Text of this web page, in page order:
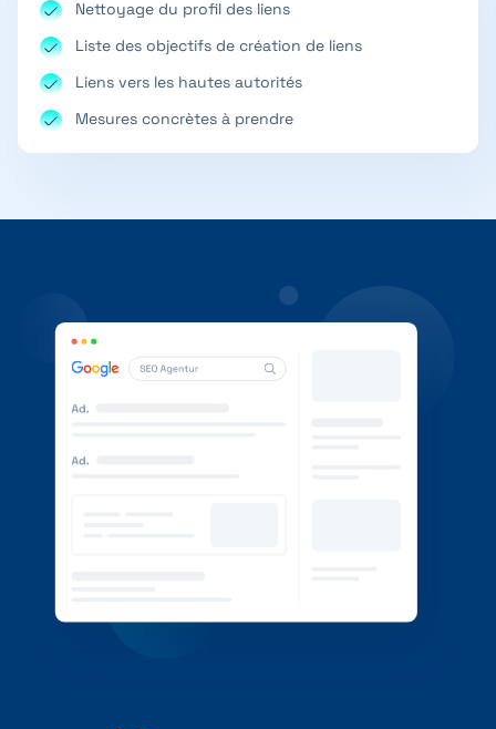
Nettoyage du profil des liens
Liste des objectifs de création de liens
Liens vers les hautes autorités
Mesures concrètes à prendre